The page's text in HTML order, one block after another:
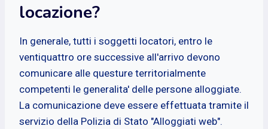
locazione?
In generale, tutti i soggetti locatori, entro le
ventiquattro ore successive all'arrivo devono
comunicare alle questure territorialmente
competenti le generalita' delle persone alloggiate.
La comunicazione deve essere effettuata tramite il
servizio della Polizia di Stato "Alloggiati web".